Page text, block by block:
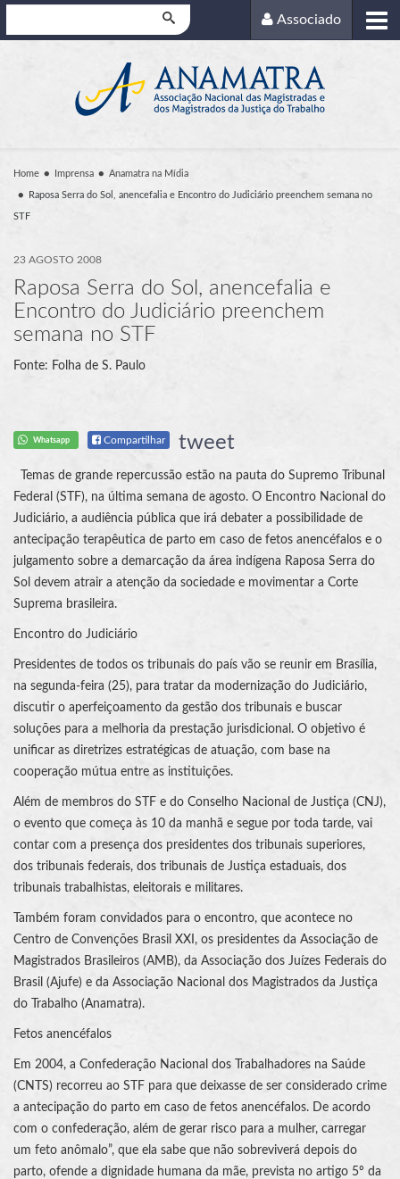
Associado
Home Imprensa Anamatra na Mídia
Raposa Serra do Sol, anencefalia e Encontro do Judiciário preenchem semana no
STF
23 AGOSTO 2008
Raposa Serra do Sol, anencefalia e
Encontro do Judiciário preenchem
semana no STF
Fonte: Folha de S. Paulo
Whatsapp Compartilhar tweet
Temas de grande repercussão estão na pauta do Supremo Tribunal
Federal (STF), na última semana de agosto. O Encontro Nacional do
Judiciário, a audiência pública que irá debater a possibilidade de
antecipação terapêutica de parto em caso de fetos anencéfalos e o
julgamento sobre a demarcação da área indígena Raposa Serra do
Sol devem atrair a atenção da sociedade e movimentar a Corte
Suprema brasileira.
Encontro do Judiciário
Presidentes de todos os tribunais do país vão se reunir em Brasília,
na segunda-feira (25), para tratar da modernização do Judiciário,
discutir o aperfeiçoamento da gestão dos tribunais e buscar
soluções para a melhoria da prestação jurisdicional. O objetivo é
unificar as diretrizes estratégicas de atuação, com base na
cooperação mútua entre as instituições.
Além de membros do STF e do Conselho Nacional de Justiça (CNJ),
o evento que começa às 10 da manhã e segue por toda tarde, vai
contar com a presença dos presidentes dos tribunais superiores,
dos tribunais federais, dos tribunais de Justiça estaduais, dos
tribunais trabalhistas, eleitorais e militares.
Também foram convidados para o encontro, que acontece no
Centro de Convenções Brasil XXI, os presidentes da Associação de
Magistrados Brasileiros (AMB), da Associação dos Juízes Federais do
Brasil (Ajufe) e da Associação Nacional dos Magistrados da Justiça
do Trabalho (Anamatra).
Fetos anencéfalos
Em 2004, a Confederação Nacional dos Trabalhadores na Saúde
(CNTS) recorreu ao STF para que deixasse de ser considerado crime
a antecipação do parto em caso de fetos anencéfalos. De acordo
com o confederação, além de gerar risco para a mulher, carregar
um feto anômalo”, que ela sabe que não sobreviverá depois do
parto, ofende a dignidade humana da mãe, prevista no artigo 5º da